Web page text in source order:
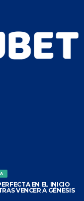
EN EL INICIO
VENCER A GÉNESIS